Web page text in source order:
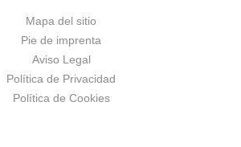
Mapa del sitio
Pie de imprenta
Aviso Legal
Política de Privacidad
Política de Cookies